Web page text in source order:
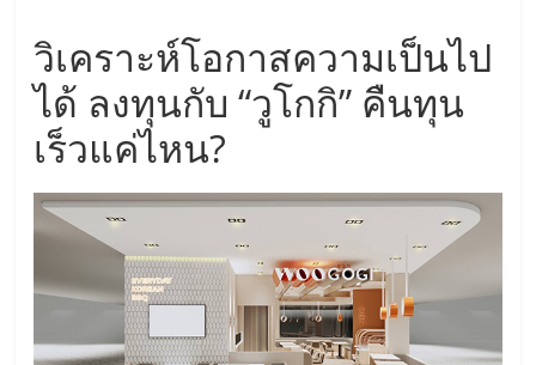
ThaiSMEsCenter,
รวม
ธุรกิจ
SMEs,
รน
วิเคราะห์โอกาสความเป็นไป
ได้ ลงทุนกับ “วูโกกิ” คืนทุน
เร็วแค่ไหน?